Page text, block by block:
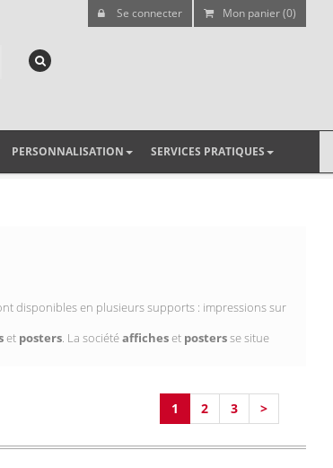
Se connecter Mon panier (0)
PERSONNALISATION SERVICES PRATIQUES
disponibles en plusieurs supports : impressions sur
et posters. La sociétéafficheset postersse situe
1 2 3 >